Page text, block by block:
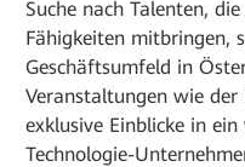
Suche nach Talenten,
Fähigkeiten mitbringen,
Geschäftsumfeld in
Veranstaltungen wie
exklusive Einblicke in
Technologie-